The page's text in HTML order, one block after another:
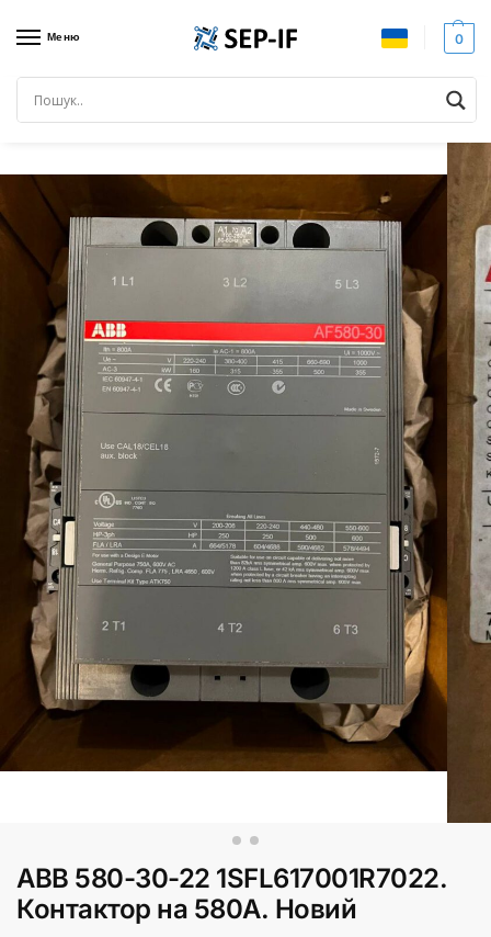
Меню 0
Головна АВВ 580-30-22 1SFL617001R7022. Контактор на 580А. Новий
АВВ 580-30-22 1SFL617001R7022.
Контактор на 580А. Новий